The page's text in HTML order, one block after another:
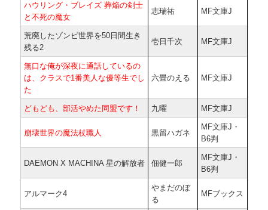
ハウリング・ブレイズ 葬焔の剣士
と不死の魔女
志瑞祐 MF文庫J
荒廃したゾンビ世界を50日間生き
残る2
壱日千次 MF文庫J
無口な俺が深夜に通話しているの
は、クラスで1番美人な優等生でし
た
六畳のえる MF文庫J
どもども、部活やめた同盟です！ 九曜 MF文庫J
崩壊世界の魔法杖職人 黒留ハガネ
MF文庫J・
B6判
DAEMON X MACHINA 星の解放者 佃健一郎
MF文庫J・
B6判
アルマーク4
やまだのぼ
る
MFブックス